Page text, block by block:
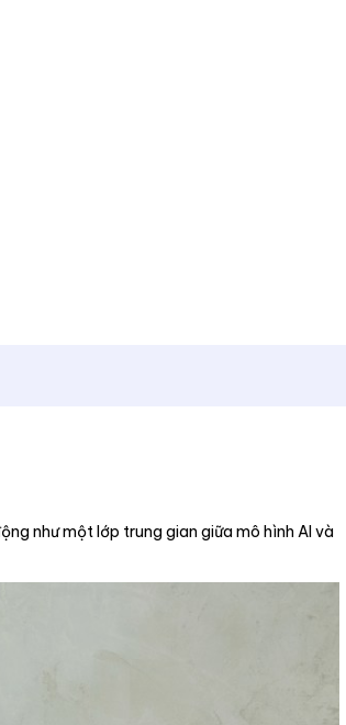
như một lớp trung gian giữa mô hình AI và